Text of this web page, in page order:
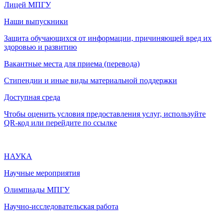
Лицей МПГУ
Наши выпускники
Защита обучающихся от информации, причиняющей вред их
здоровью и развитию
Вакантные места для приема (перевода)
Стипендии и иные виды материальной поддержки
Доступная среда
Чтобы оценить условия предоставления услуг, используйте
QR-код или перейдите по ссылке
НАУКА
Научные мероприятия
Олимпиады МПГУ
Научно-исследовательская работа